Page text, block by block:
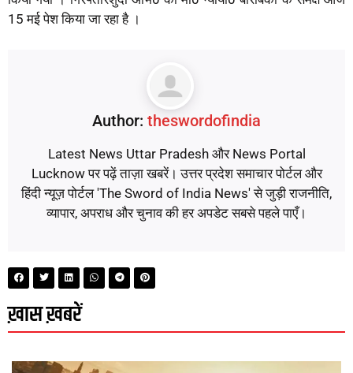
15 मई पेश किया जा रहा है ।
Author: theswordofindia
Latest News Uttar Pradesh और News Portal
Lucknow पर पढ़ें ताज़ा खबरें। उत्तर प्रदेश समाचार पोर्टल और
हिंदी न्यूज़ पोर्टल 'The Sword of India News' से जुड़ी राजनीति,
व्यापार, अपराध और चुनाव की हर अपडेट सबसे पहले पाएँ।
ख़ास ख़बरें